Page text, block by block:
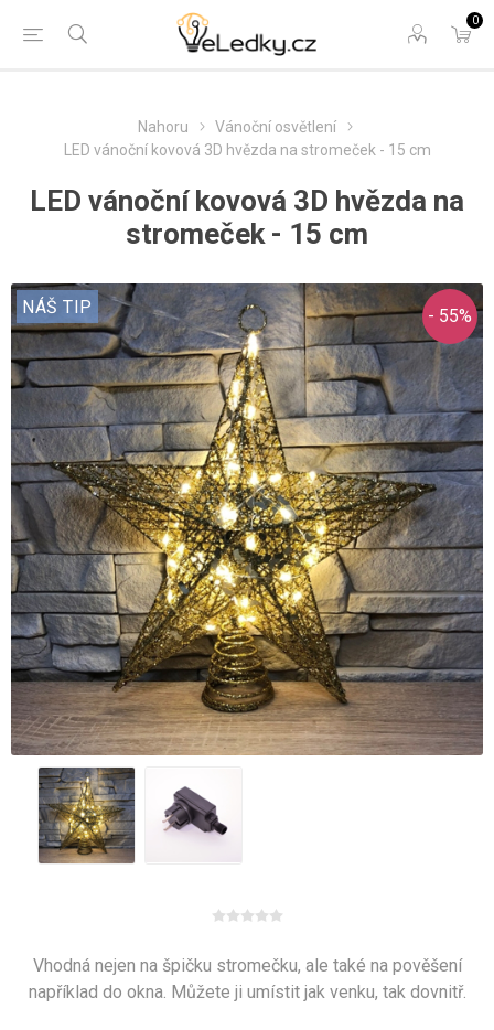
0
Nahoru
Vánoční osvětlení
LED vánoční kovová 3D hvězda na stromeček - 15 cm
LED vánoční kovová 3D hvězda na
stromeček - 15 cm
- 55%
NÁŠ TIP
Vhodná nejen na špičku stromečku, ale také na pověšení
například do okna. Můžete ji umístit jak venku, tak dovnitř.